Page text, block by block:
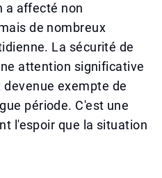
a affecté non
de nombreux
La sécurité de
attention significative
exempte de
période. C'est une
l'espoir que la situation